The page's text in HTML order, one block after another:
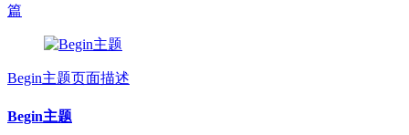
篇
Begin主题页面描述
Begin主题